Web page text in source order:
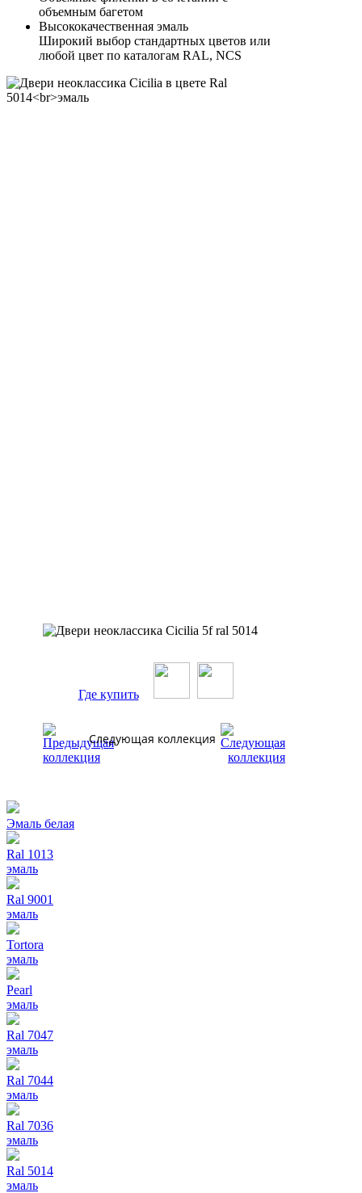
объемным багетом
Высококачественная эмаль
Широкий выбор стандартных цветов или
любой цвет по каталогам RAL, NCS
Где купить
Следующая коллекция
Эмаль белая
Ral 1013
эмаль
Ral 9001
эмаль
Tortora
эмаль
Pearl
эмаль
Ral 7047
эмаль
Ral 7044
эмаль
Ral 7036
эмаль
Ral 5014
эмаль